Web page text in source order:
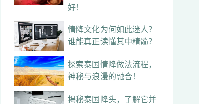
好！
情降文化为何如此迷人？
谁能真正读懂其中精髓？
探索泰国情降做法流程，
神秘与浪漫的融合！
揭秘泰国降头，了解它并